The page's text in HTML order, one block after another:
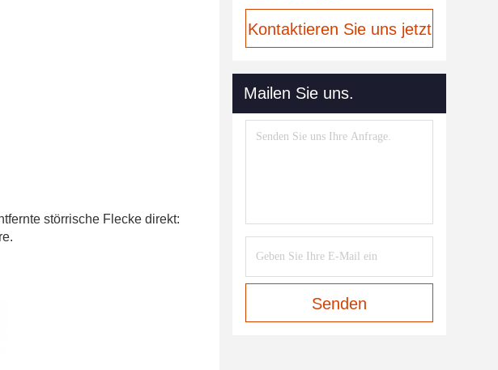
störrische Flecke direkt:
Kontaktieren Sie uns jetzt
Mailen Sie uns.
Senden